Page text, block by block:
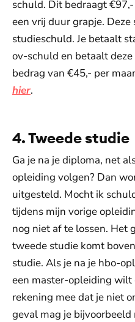
schuld. Dit bedraagt
een vrij duur grapje.
studieschuld. Je betaalt
ov-schuld en betaalt
bedrag van €45,- per
hier.
4. Tweede studie
Ga je na je diploma, net
opleiding volgen? Dan
uitgesteld. Mocht ik
tijdens mijn vorige
nog niet af te lossen. Het
tweede studie komt
studie. Als je na je hbo-
een master-opleiding wilt
rekening mee dat je niet
geval mag je